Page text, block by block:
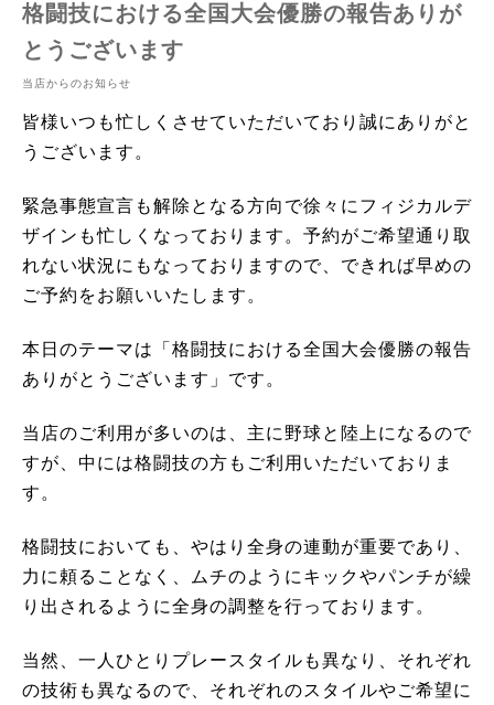
格闘技における全国大会優勝の報告ありが
とうございます
当店からのお知らせ
皆様いつも忙しくさせていただいており誠にありがと
うございます。
緊急事態宣言も解除となる方向で徐々にフィジカルデ
ザインも忙しくなっております。予約がご希望通り取
れない状況にもなっておりますので、できれば早めの
ご予約をお願いいたします。
本日のテーマは「格闘技における全国大会優勝の報告
ありがとうございます」です。
当店のご利用が多いのは、主に野球と陸上になるので
すが、中には格闘技の方もご利用いただいておりま
す。
格闘技においても、やはり全身の連動が重要であり、
力に頼ることなく、ムチのようにキックやパンチが繰
り出されるように全身の調整を行っております。
当然、一人ひとりプレースタイルも異なり、それぞれ
の技術も異なるので、それぞれのスタイルやご希望に